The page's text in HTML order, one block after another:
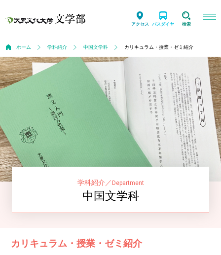
アクセス バスダイヤ 検索
ホーム 学科紹介 中国文学科 カリキュラム・授業・ゼミ紹介
学科紹介／ Department
中国文学科
カリキュラム・授業・ゼミ紹介